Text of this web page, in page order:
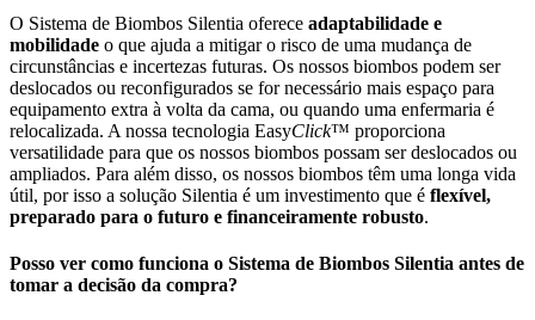
O Sistema de Biombos Silentia oferece adaptabilidade e
mobilidade o que ajuda a mitigar o risco de uma mudança de
circunstâncias e incertezas futuras. Os nossos biombos podem ser
deslocados ou reconfigurados se for necessário mais espaço para
equipamento extra à volta da cama, ou quando uma enfermaria é
relocalizada. A nossa tecnologia EasyClick™ proporciona
versatilidade para que os nossos biombos possam ser deslocados ou
ampliados. Para além disso, os nossos biombos têm uma longa vida
útil, por isso a solução Silentia é um investimento que é flexível,
preparado para o futuro e financeiramente robusto.
Posso ver como funciona o Sistema de Biombos Silentia antes de
tomar a decisão da compra?